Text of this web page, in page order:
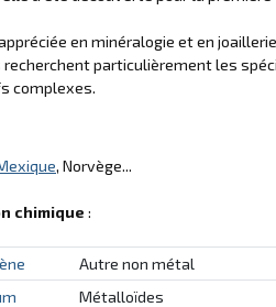
en minéralogie et en
particulièrement les
complexes.
, Norvège...
chimique :
Autre non métal
Métalloïdes